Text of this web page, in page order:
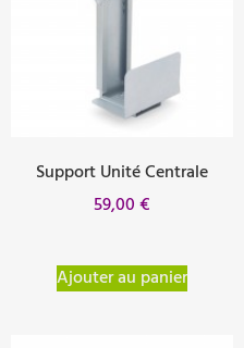
Support Unité Centrale
59,00€
Ajouter au panier